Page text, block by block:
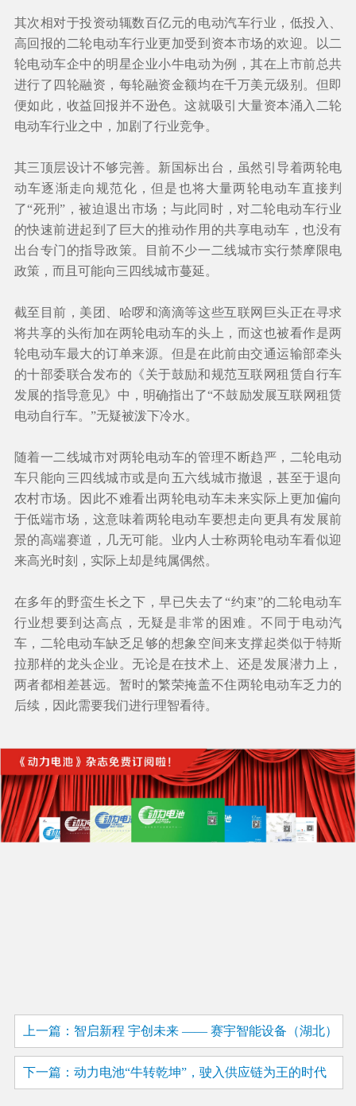
其次相对于投资动辄数百亿元的电动汽车行业，低投入、
高回报的二轮电动车行业更加受到资本市场的欢迎。以二
轮电动车企中的明星企业小牛电动为例，其在上市前总共
进行了四轮融资，每轮融资金额均在千万美元级别。但即
便如此，收益回报并不逊色。这就吸引大量资本涌入二轮
电动车行业之中，加剧了行业竞争。
其三顶层设计不够完善。新国标出台，虽然引导着两轮电
动车逐渐走向规范化，但是也将大量两轮电动车直接判
了“死刑”，被迫退出市场；与此同时，对二轮电动车行业
的快速前进起到了巨大的推动作用的共享电动车，也没有
出台专门的指导政策。目前不少一二线城市实行禁摩限电
政策，而且可能向三四线城市蔓延。
截至目前，美团、哈啰和滴滴等这些互联网巨头正在寻求
将共享的头衔加在两轮电动车的头上，而这也被看作是两
轮电动车最大的订单来源。但是在此前由交通运输部牵头
的十部委联合发布的《关于鼓励和规范互联网租赁自行车
发展的指导意见》中，明确指出了“不鼓励发展互联网租赁
电动自行车。”无疑被泼下冷水。
随着一二线城市对两轮电动车的管理不断趋严，二轮电动
车只能向三四线城市或是向五六线城市撤退，甚至于退向
农村市场。因此不难看出两轮电动车未来实际上更加偏向
于低端市场，这意味着两轮电动车要想走向更具有发展前
景的高端赛道，几无可能。业内人士称两轮电动车看似迎
来高光时刻，实际上却是纯属偶然。
在多年的野蛮生长之下，早已失去了“约束”的二轮电动车
行业想要到达高点，无疑是非常的困难。不同于电动汽
车，二轮电动车缺乏足够的想象空间来支撑起类似于特斯
拉那样的龙头企业。无论是在技术上、还是发展潜力上，
两者都相差甚远。暂时的繁荣掩盖不住两轮电动车乏力的
后续，因此需要我们进行理智看待。
上一篇：智启新程 宇创未来 —— 赛宇智能设备（湖北）
有限公司盛大开业 智造引擎赋能华中工业升级
下一篇：动力电池“牛转乾坤”，驶入供应链为王的时代